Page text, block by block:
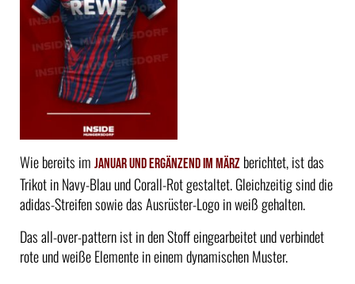
Wie bereits im Januar und ergänzend im März berichtet, ist das
Trikot in Navy-Blau und Corall-Rot gestaltet. Gleichzeitig sind die
adidas-Streifen sowie das Ausrüster-Logo in weiß gehalten.
Das all-over-pattern ist in den Stoff eingearbeitet und verbindet
rote und weiße Elemente in einem dynamischen Muster.